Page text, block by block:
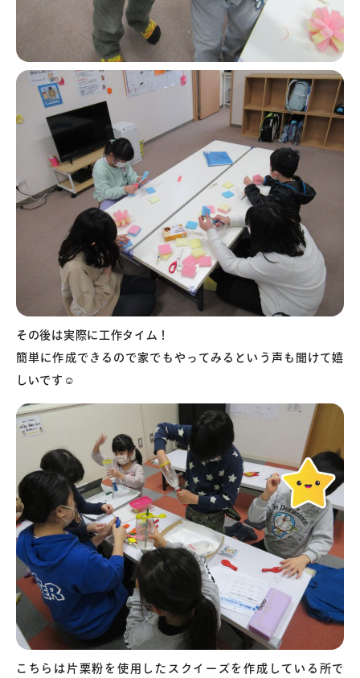
その後は実際に工作タイム！
簡単に作成できるので家でもやってみるという声も聞けて嬉
しいです☺
こちらは片栗粉を使用したスクイーズを作成している所で